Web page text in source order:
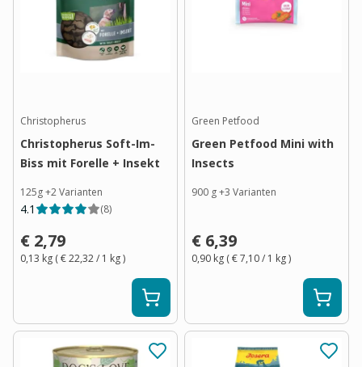
Christopherus
Christopherus Soft-Im-
Biss mit Forelle + Insekt
125g+2Varianten
4.1 (8)
€ 2,79
0,13 kg (€ 22,32/ 1 kg)
Green Petfood
Green Petfood Mini with
Insects
900 g+3 Varianten
€ 6,39
0,90 kg (€ 7,10/ 1 kg)